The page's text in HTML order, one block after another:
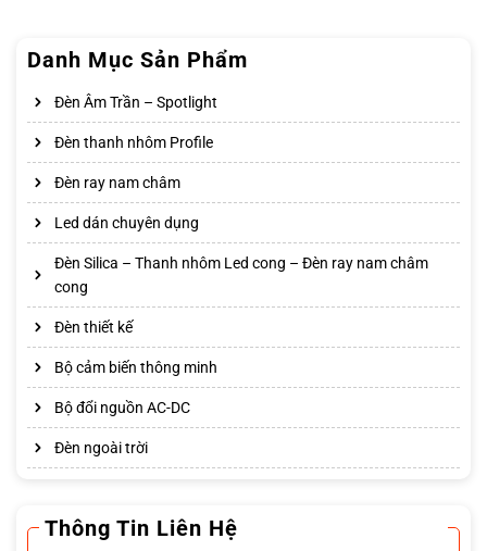
Danh Mục Sản Phẩm
Đèn Âm Trần – Spotlight
Đèn thanh nhôm Profile
Đèn ray nam châm
Led dán chuyên dụng
Đèn Silica – Thanh nhôm Led cong – Đèn ray nam châm
cong
Đèn thiết kế
Bộ cảm biến thông minh
Bộ đổi nguồn AC-DC
Đèn ngoài trời
Thông Tin Liên Hệ